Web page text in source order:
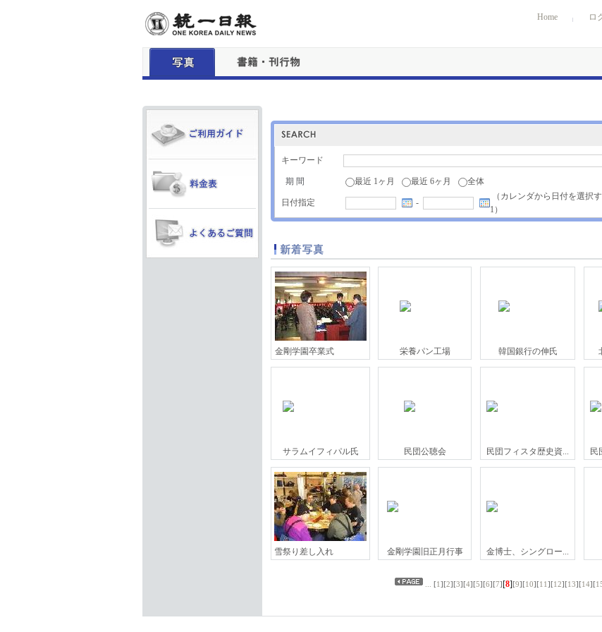
Home ロ
キーワード
期 間 最近 1ヶ月 最近 6ヶ月 全体
日付指定 -
（カレンダから日付を選択
1）
金剛学園卒業式 栄養パン工場 韓国銀行の伸氏
サラムイフィパル氏 民団公聴会 民団フィスタ歴史資... 民
雪祭り差し入れ 金剛学園旧正月行事 金博士、シングロー...
[1][2][3][4][5][6][7][8][9][10][11][12][13][14][